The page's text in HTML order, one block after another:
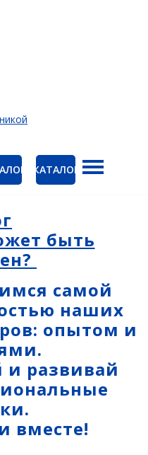
КАТАЛОГ
быть
самой
наших
опытом и
и развивай
вместе!